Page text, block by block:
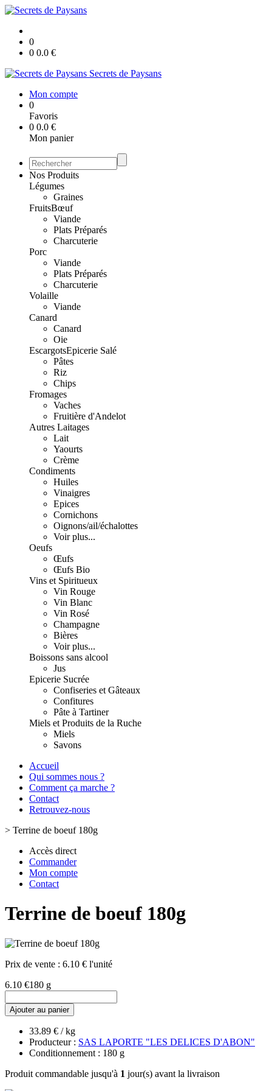
0
0 0.0 €
Secrets de Paysans
Mon compte
0
Favoris
0 0.0 €
Mon panier
Nos Produits
Légumes
Graines
FruitsBœuf
Viande
Plats Préparés
Charcuterie
Porc
Viande
Plats Préparés
Charcuterie
Volaille
Viande
Canard
Canard
Oie
EscargotsEpicerie Salé
Pâtes
Riz
Chips
Fromages
Vaches
Fruitière d'Andelot
Autres Laitages
Lait
Yaourts
Crème
Condiments
Huiles
Vinaigres
Epices
Cornichons
Oignons/ail/échalottes
Voir plus...
Oeufs
Œufs
Œufs Bio
Vins et Spiritueux
Vin Rouge
Vin Blanc
Vin Rosé
Champagne
Bières
Voir plus...
Boissons sans alcool
Jus
Epicerie Sucrée
Confiseries et Gâteaux
Confitures
Pâte à Tartiner
Miels et Produits de la Ruche
Miels
Savons
Accueil
Qui sommes nous ?
Comment ça marche ?
Contact
Retrouvez-nous
> Terrine de boeuf 180g
Accès direct
Commander
Mon compte
Contact
Terrine de boeuf 180g
Prix de vente : 6.10 € l'unité
6.10 €180 g
Ajouter au panier
33.89 € / kg
Producteur : SAS LAPORTE "LES DELICES D'ABON"
Conditionnement : 180 g
Produit commandable jusqu'à 1 jour(s) avant la livraison